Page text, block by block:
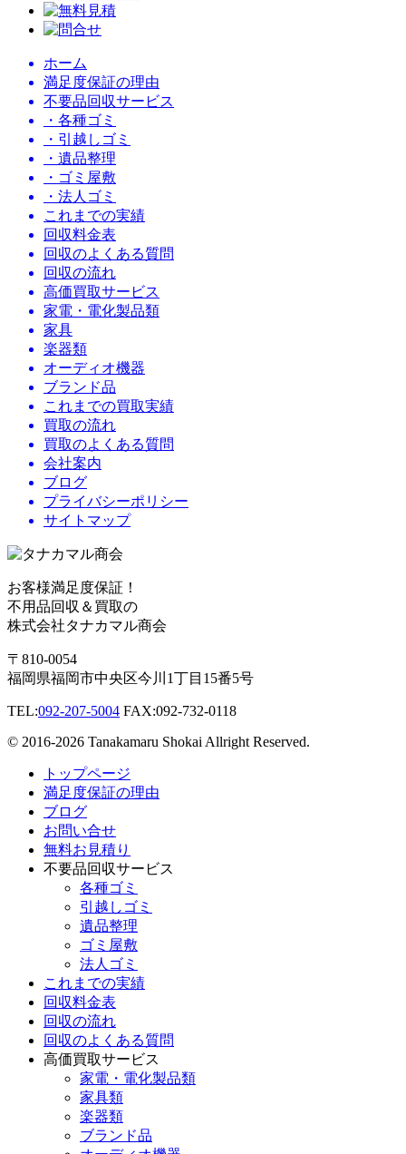
ホーム
満足度保証の理由
不要品回収サービス
・各種ゴミ
・引越しゴミ
・遺品整理
・ゴミ屋敷
・法人ゴミ
これまでの実績
回収料金表
回収のよくある質問
回収の流れ
高価買取サービス
家電・電化製品類
家具
楽器類
オーディオ機器
ブランド品
これまでの買取実績
買取の流れ
買取のよくある質問
会社案内
ブログ
プライバシーポリシー
サイトマップ
お客様満足度保証！
不用品回収＆買取の
株式会社タナカマル商会
〒810-0054
福岡県福岡市中央区今川1丁目15番5号
TEL:092-207-5004 FAX:092-732-0118
© 2016-2026 Tanakamaru Shokai Allright Reserved.
トップページ
満足度保証の理由
ブログ
お問い合せ
無料お見積り
不要品回収サービス
各種ゴミ
引越しゴミ
遺品整理
ゴミ屋敷
法人ゴミ
これまでの実績
回収料金表
回収の流れ
回収のよくある質問
高価買取サービス
家電・電化製品類
家具類
楽器類
ブランド品